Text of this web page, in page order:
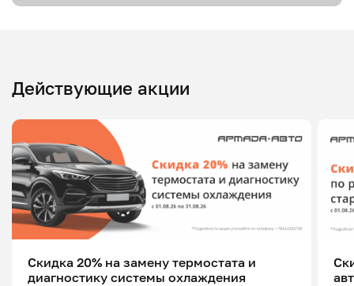
Действующие акции
Скидка 20% на замену термостата и
диагностику системы охлаждения